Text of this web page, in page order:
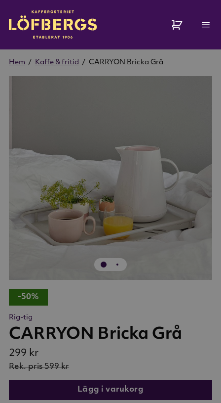
Hem / Kaffe & fritid / CARRYON Bricka Grå
-50%
Rig-tig
CARRYON Bricka Grå
299 kr
Rek. pris 599 kr
Lägg i varukorg